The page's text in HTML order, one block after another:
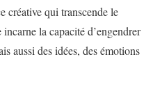
créative qui transcende le
la capacité d’engendrer
aussi des idées, des émotions